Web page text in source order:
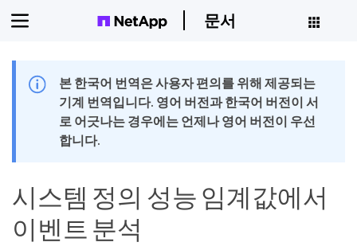
문서
본 한국어 번역은 사용자 편의를 위해 제공되는
기계 번역입니다. 영어 버전과 한국어 버전이 서
로 어긋나는 경우에는 언제나 영어 버전이 우선
합니다.
시스템 정의 성능 임계값에서
이벤트 분석